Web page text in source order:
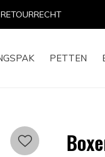
PETTEN